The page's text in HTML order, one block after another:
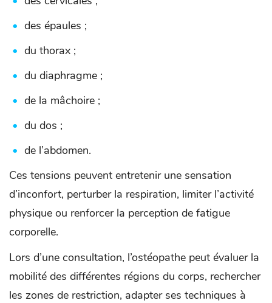
des épaules ;
du thorax ;
du diaphragme ;
de la mâchoire ;
du dos ;
de l’abdomen.
Ces tensions peuvent entretenir une sensation
d’inconfort, perturber la respiration, limiter l’activité
physique ou renforcer la perception de fatigue
corporelle.
Lors d’une consultation, l’ostéopathe peut évaluer la
mobilité des différentes régions du corps, rechercher
les zones de restriction, adapter ses techniques à